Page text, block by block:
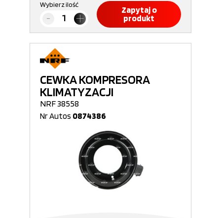
Wybierz ilość
Zapytaj o
produkt
CEWKA KOMPRESORA
KLIMATYZACJI
NRF 38558
Nr Autos 0874386